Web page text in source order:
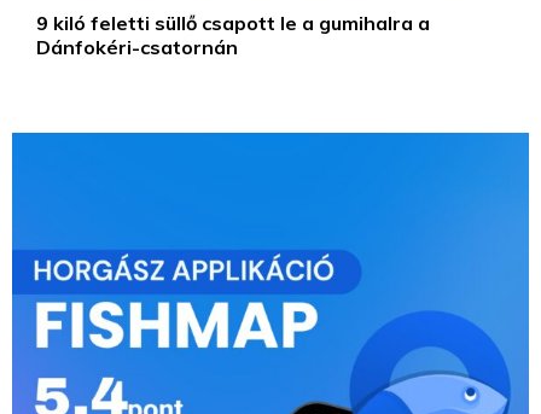
9 kiló feletti süllő csapott le a gumihalra a
Dánfokéri-csatornán